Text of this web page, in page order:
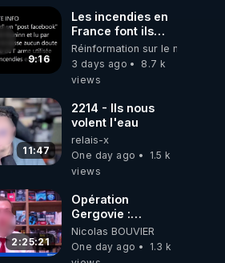
9:16
Les incendies en
France font ils
partie d' un plan
qui aurait débuté
le 11 septembre
Réinformation sur le monde
3 days ago
8.7 k
views
11:47
2214 - Ils nous
volent l'eau
relais-x
One day ago
1.5 k
views
2:25:21
Opération
Gergovie :
‪@38resistancegauloise‬
‪@MarionSigautOfficiel‬
‪@gladysriifard5710‬
Nicolas BOUVIER
One day ago
1.3 k